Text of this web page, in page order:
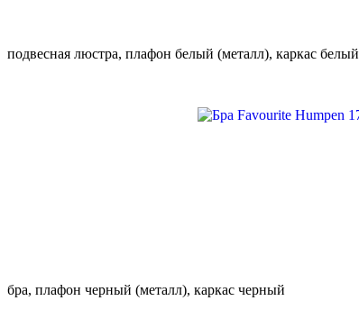
подвесная люстра, плафон белый (металл), каркас белый
бра, плафон черный (металл), каркас черный